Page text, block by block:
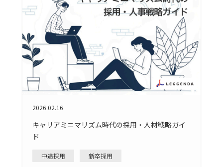
2026.02.16
キャリアミニマリズム時代の採用・人材戦略ガイ
ド
中途採用 新卒採用